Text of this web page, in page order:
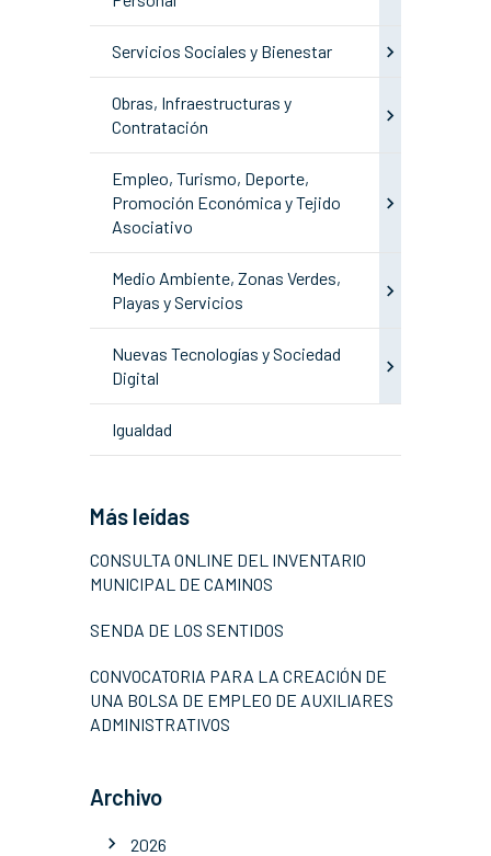
Servicios Sociales y Bienestar
Obras, Infraestructuras y
Contratación
Empleo, Turismo, Deporte,
Promoción Económica y Tejido
Asociativo
Medio Ambiente, Zonas Verdes,
Playas y Servicios
Nuevas Tecnologías y Sociedad
Digital
Igualdad
Más leídas
CONSULTA ONLINE DEL INVENTARIO
MUNICIPAL DE CAMINOS
SENDA DE LOS SENTIDOS
CONVOCATORIA PARA LA CREACIÓN DE
UNA BOLSA DE EMPLEO DE AUXILIARES
ADMINISTRATIVOS
Archivo
2026